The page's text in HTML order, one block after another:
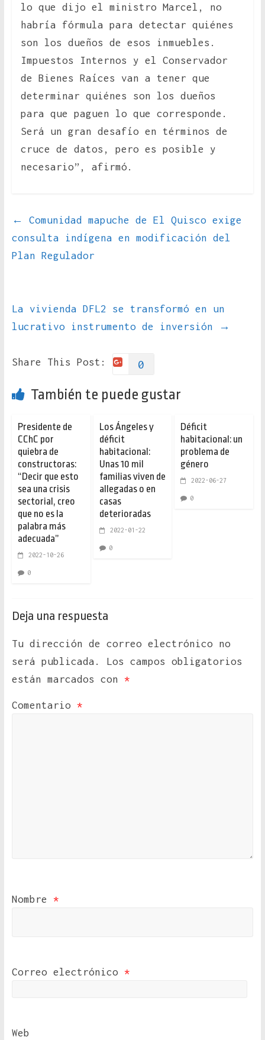
lo que dijo el ministro Marcel, no
habría fórmula para detectar quiénes
son los dueños de esos inmuebles.
Impuestos Internos y el Conservador
de Bienes Raíces van a tener que
determinar quiénes son los dueños
para que paguen lo que corresponde.
Será un gran desafío en términos de
cruce de datos, pero es posible y
necesario”, afirmó.
←
Comunidad mapuche de El Quisco exige
consulta indígena en modificación del
Plan Regulador
La vivienda DFL2 se transformó en un
lucrativo instrumento de inversión
→
Share This Post: 0
También te puede gustar
Presidente de
CChC por
quiebra de
constructoras:
“Decir que esto
sea una crisis
sectorial, creo
que no es la
palabra más
adecuada”
2022-10-26
0
Los Ángeles y
déficit
habitacional:
Unas 10 mil
familias viven de
allegadas o en
casas
deterioradas
2022-01-22
0
Déficit
habitacional: un
problema de
género
2022-06-27
0
Deja una respuesta
Tu dirección de correo electrónico no
será publicada.
Los campos obligatorios
están marcados con *
Comentario *
Nombre *
Correo electrónico *
Web